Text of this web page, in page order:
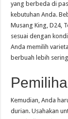
yang berbeda di
kebutuhan Anda.
Musang King, D24,
sesuai dengan
Anda memilih
berbuah lebih
Kemudian, Anda
durian. Usahakan